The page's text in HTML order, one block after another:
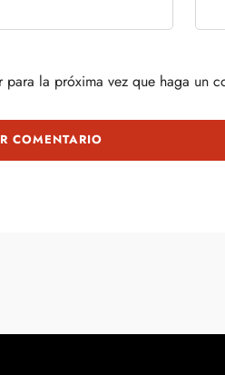
la próxima vez que haga un